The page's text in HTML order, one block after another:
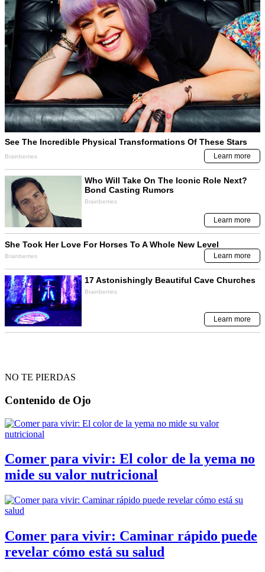
NO TE PIERDAS
Contenido de Ojo
Comer para vivir: El color de la yema no
mide su valor nutricional
Comer para vivir: Caminar rápido puede
revelar cómo está su salud